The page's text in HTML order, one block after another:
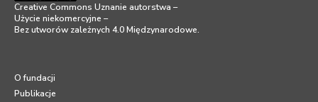
Creative Commons Uznanie autorstwa –
Użycie niekomercyjne –
Bez utworów zależnych 4.0 Międzynarodowe.
O fundacji
Publikacje